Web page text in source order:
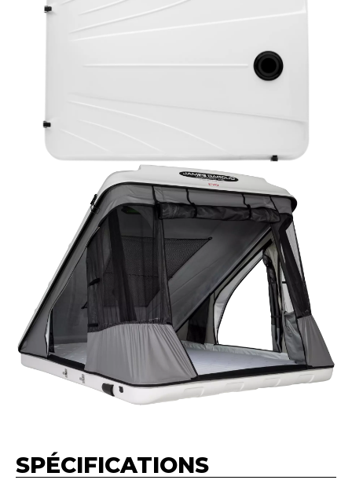
SPÉCIFICATIONS